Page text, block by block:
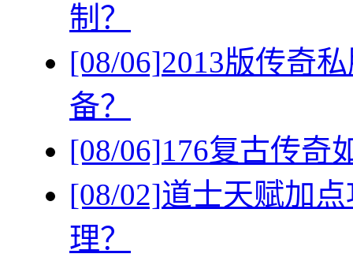
制？
[08/06]2013版传奇
备？
[08/06]176复古传奇
[08/02]道士天赋加
理？